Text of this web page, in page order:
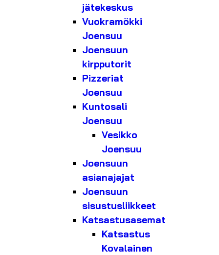
jätekeskus
Vuokramökki
Joensuu
Joensuun
kirpputorit
Pizzeriat
Joensuu
Kuntosali
Joensuu
Vesikko
Joensuu
Joensuun
asianajajat
Joensuun
sisustusliikkeet
Katsastusasemat
Katsastus
Kovalainen